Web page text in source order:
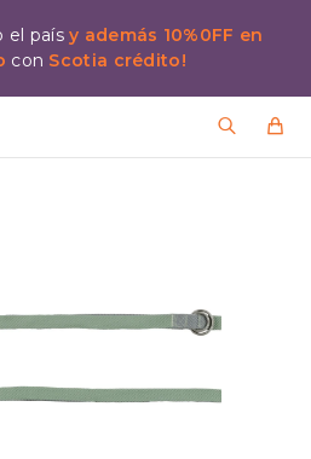
el paísy además 10%0FF en
con Scotia crédito!